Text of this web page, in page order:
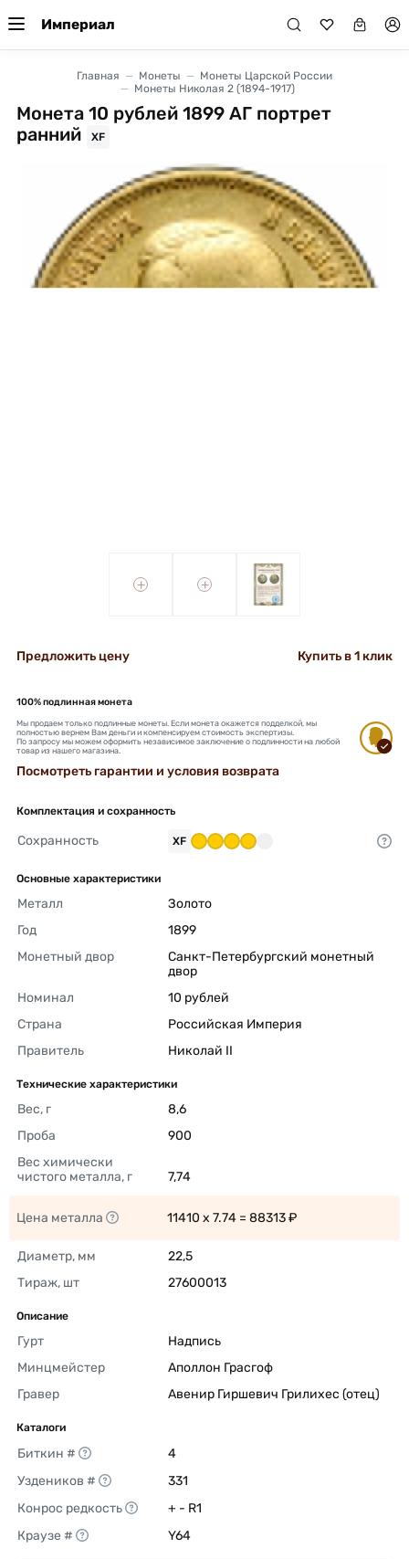
Империал
Главная Монеты
Монеты Царской России
Монеты Николая 2 (1894-1917)
Монета 10 рублей 1899 АГ портрет
ранний
XF
+ +
Предложить цену Купить в 1 клик
100% подлинная монета
Мы продаем только подлинные монеты. Если монета окажется подделкой, мы
полностью вернем Вам деньги и компенсируем стоимость экспертизы.
По запросу мы можем оформить независимое заключение о подлинности на любой
товар из нашего магазина.
Посмотреть гарантии и условия возврата
Комплектация и сохранность
Сохранность XF
Основные характеристики
Металл
Золото
Год
1899
Монетный двор
Санкт-Петербургский монетный
двор
Номинал
10 рублей
Страна
Российская Империя
Правитель
Николай II
Технические характеристики
Вес, г
8,6
Проба
900
Вес химически
чистого металла, г
7,74
Цена металла 11410 x 7.74 = 88313 ₽
Диаметр, мм
22,5
Тираж, шт
27600013
Описание
Гурт
Надпись
Минцмейстер
Аполлон Грасгоф
Гравер
Авенир Гиршевич Грилихес (отец)
Каталоги
Биткин #
4
Уздеников #
331
Конрос редкость
+ - R1
Краузе #
Y64